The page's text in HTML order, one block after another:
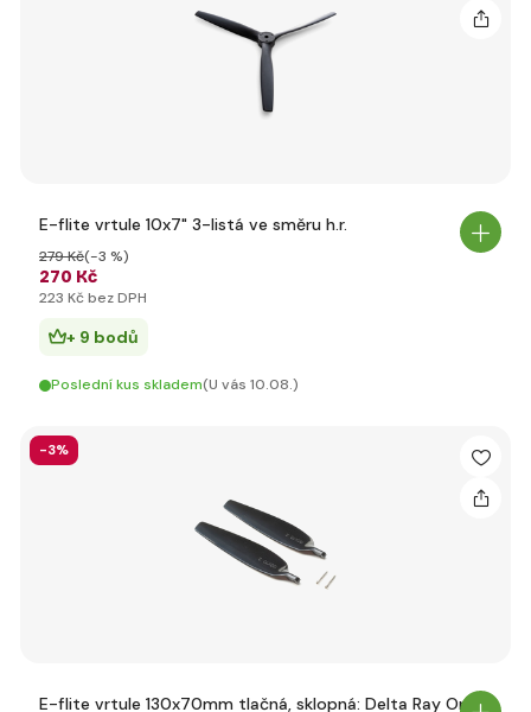
E-flite vrtule 10x7" 3-listá ve směru h.r.
270 Kč
279 Kč(-3 %)
223 Kč bez DPH
+ 9 bodů
Poslední kus skladem(U vás 10.08.)
-3%
E-flite vrtule 130x70mm tlačná, sklopná: Delta Ray One